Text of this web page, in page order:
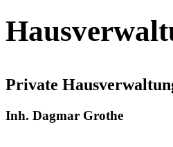
Private
Inh. Dagmar Grothe